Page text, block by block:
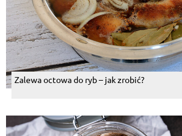
Zalewa octowa do ryb – jak zrobić?